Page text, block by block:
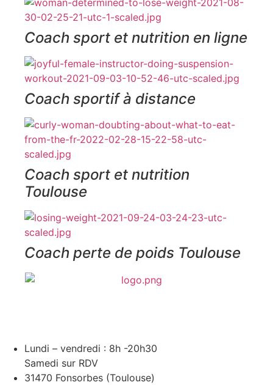
Coach sport et nutrition en ligne
Coach sportif à distance
Coach sport et nutrition
Toulouse
Coach perte de poids Toulouse
Lundi – vendredi : 8h -20h30
Samedi sur RDV
31470 Fonsorbes (Toulouse)